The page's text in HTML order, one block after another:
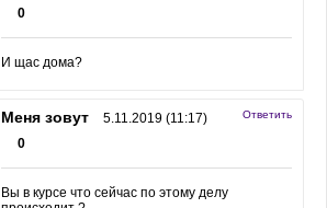
0
И щас дома?
Ответить
Меня зовут
5.11.2019 (11:17)
0
Вы в курсе что сейчас по этому делу